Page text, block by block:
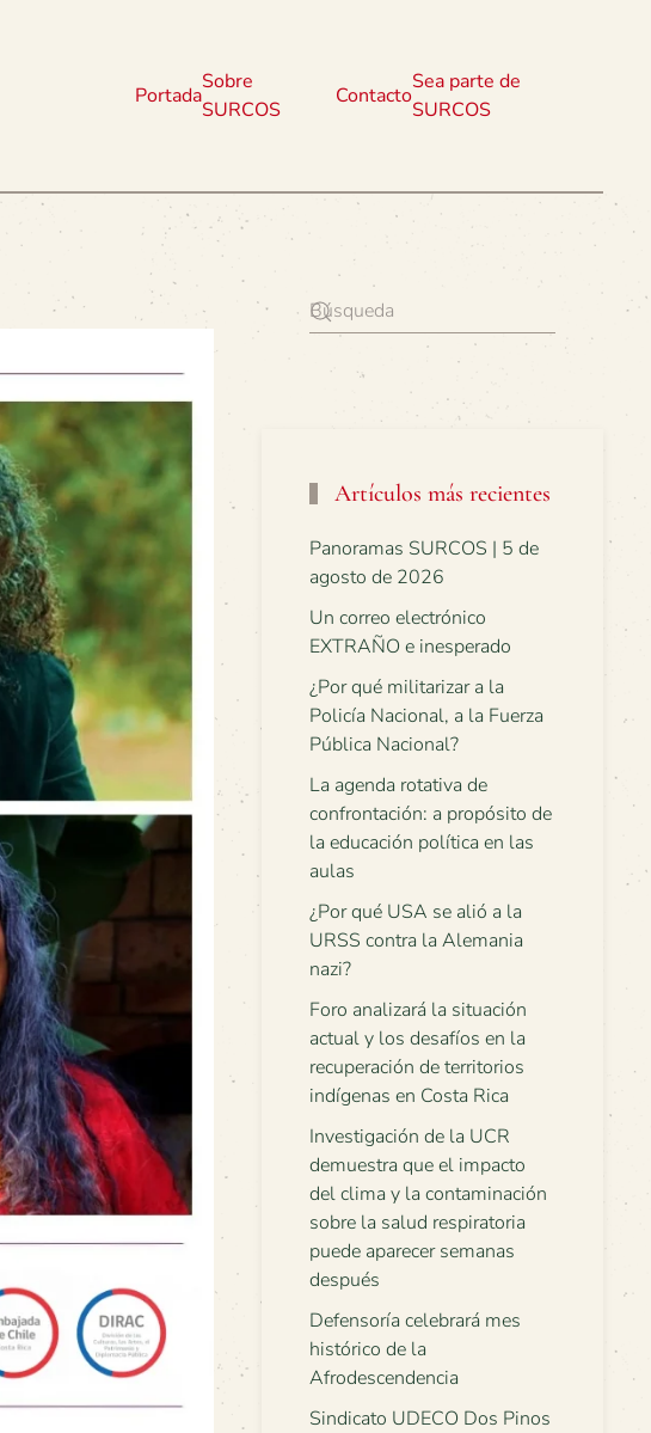
Portada
Sobre
SURCOS
Contacto
Sea parte de
SURCOS
Artículos más recientes
Panoramas SURCOS | 5 de
agosto de 2026
Un correo electrónico
EXTRAÑO e inesperado
¿Por qué militarizar a la
Policía Nacional, a la Fuerza
Pública Nacional?
La agenda rotativa de
confrontación: a propósito de
la educación política en las
aulas
¿Por qué USA se alió a la
URSS contra la Alemania
nazi?
Foro analizará la situación
actual y los desafíos en la
recuperación de territorios
indígenas en Costa Rica
Investigación de la UCR
demuestra que el impacto
del clima y la contaminación
sobre la salud respiratoria
puede aparecer semanas
después
Defensoría celebrará mes
histórico de la
Afrodescendencia
Sindicato UDECO Dos Pinos